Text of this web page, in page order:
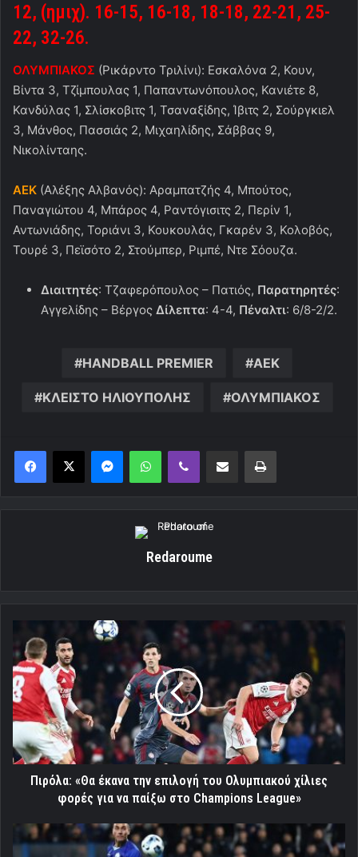
12, (ημιχ). 16-15, 16-18, 18-18, 22-21, 25-
22, 32-26.
ΟΛΥΜΠΙΑΚΟΣ (Ρικάρντο Τριλίνι): Εσκαλόνα 2, Κουν,
Βίντα 3, Τζίμπουλας 1, Παπαντωνόπουλος, Κανιέτε 8,
Κανδύλας 1, Σλίσκοβιτς 1, Τσαναξίδης, Ίβιτς 2, Σούργκιελ
3, Μάνθος, Πασσιάς 2, Μιχαηλίδης, Σάββας 9,
Νικολίνταης.
ΑΕΚ (Αλέξης Αλβανός): Αραμπατζής 4, Μπούτος,
Παναγιώτου 4, Μπάρος 4, Ραντόγισιτς 2, Περίν 1,
Αντωνιάδης, Τοριάνι 3, Κουκουλάς, Γκαρέν 3, Κολοβός,
Τουρέ 3, Πεϊσότο 2, Στούμπερ, Ριμπέ, Ντε Σόουζα.
Διαιτητές: Τζαφερόπουλος – Πατιός, Παρατηρητές:
Αγγελίδης – Βέργος Δίλεπτα: 4-4, Πέναλτι: 6/8-2/2.
HANDBALL PREMIER ΑΕΚ
ΚΛΕΙΣΤΟ ΗΛΙΟΥΠΟΛΗΣ ΟΛΥΜΠΙΑΚΟΣ
MessengerWhatsAppViber Κοινοποίηση μέσω ηλεκτρονικού ταχυδρομείουΕκτύπωση
Redaroume
Πιρόλα:
«Θα
έκανα
την
επιλογή
του
Ολυμπιακού
χίλιες
φορές
Champions
Πιρόλα: «Θα έκανα την επιλογή του Ολυμπιακού χίλιες
φορές για να παίξω στο Champions League»
Mvp
ο